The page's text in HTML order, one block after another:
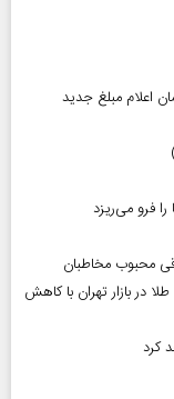
اعلام مبلغ جدید
فرو می‌ریزد
محبوب مخاطبان
۱۴۰۵ | افت قیمت طلا در بازار تهران با کاهش
کرد